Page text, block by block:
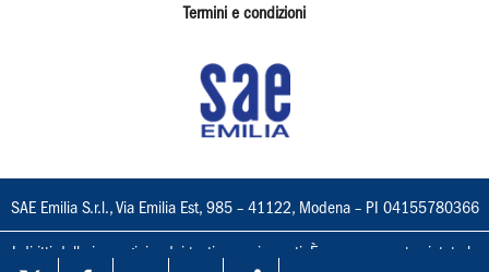
Termini e condizioni
SAE Emilia S.r.l., Via Emilia Est, 985 – 41122, Modena – PI 04155780366
I diritti delle immagini e dei testi sono riservati. È espressamente vietata la